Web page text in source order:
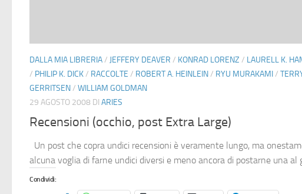
DALLA MIA LIBRERIA/ JEFFERY DEAVER / KONRAD LORENZ / LAURELL K.
/ PHILIP K. DICK/ RACCOLTE / ROBERT A. HEINLEIN/ RYU MURAKAMI/
GERRITSEN/ WILLIAM GOLDMAN
29 AGOSTO 2008 DI ARIES
Recensioni (occhio, post Extra Large)
Un post che copra undici recensioni è veramente lungo, ma
alcuna voglia di farne undici diversi e meno ancora di postarne una al
Condividi: